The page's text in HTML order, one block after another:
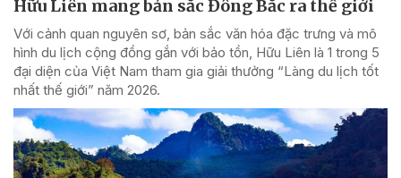
Hữu Liên mang bản sắc Đông Bắc ra thế giới
Với cảnh quan nguyên sơ, bản sắc văn hóa đặc trưng và mô
hình du lịch cộng đồng gắn với bảo tồn, Hữu Liên là 1 trong 5
đại diện của Việt Nam tham gia giải thưởng “Làng du lịch tốt
nhất thế giới” năm 2026.